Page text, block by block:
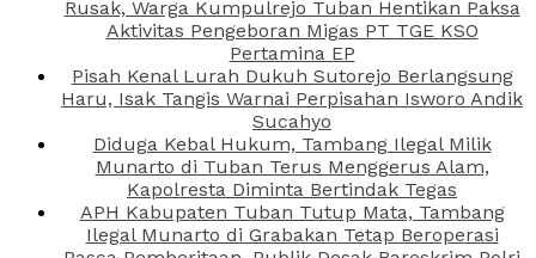
Rusak, Warga Kumpulrejo Tuban Hentikan Paksa
Aktivitas Pengeboran Migas PT TGE KSO
Pertamina EP
Pisah Kenal Lurah Dukuh Sutorejo Berlangsung
Haru, Isak Tangis Warnai Perpisahan Isworo Andik
Sucahyo
Diduga Kebal Hukum, Tambang Ilegal Milik
Munarto di Tuban Terus Menggerus Alam,
Kapolresta Diminta Bertindak Tegas
APH Kabupaten Tuban Tutup Mata, Tambang
Ilegal Munarto di Grabakan Tetap Beroperasi